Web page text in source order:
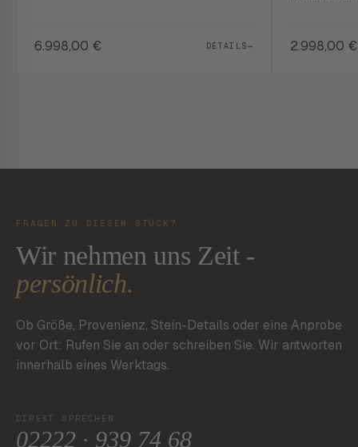
6.998,00 € DETAILS→ 2.998,00 €
FRAGEN ZU DIESEM STÜCK?
Wir nehmen uns Zeit -
persönlich.
Ob Größe, Provenienz, Stein-Details oder eine Anprobe
vor Ort: Rufen Sie an oder schreiben Sie. Wir antworten
innerhalb eines Werktags.
DIREKT SPRECHEN
02222 · 939 74 68